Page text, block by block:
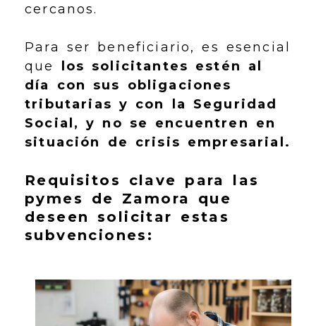
cercanos.
Para ser beneficiario, es esencial
que los solicitantes estén al
día con sus obligaciones
tributarias y con la Seguridad
Social, y no se encuentren en
situación de crisis empresarial.
Requisitos clave para las
pymes de Zamora que
deseen solicitar estas
subvenciones: